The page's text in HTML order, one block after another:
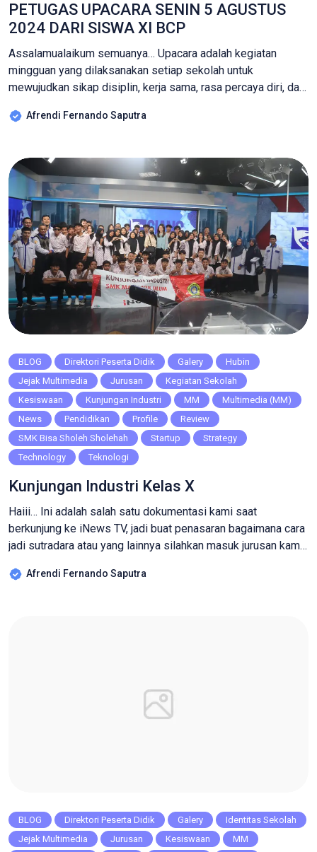
PETUGAS UPACARA SENIN 5 AGUSTUS
2024 DARI SISWA XI BCP
Assalamualaikum semuanya… Upacara adalah kegiatan
mingguan yang dilaksanakan setiap sekolah untuk
mewujudkan sikap disiplin, kerja sama, rasa percaya diri, dan
lahirnya sikap dan kesadaran berbangsa dan bernegara serta
ucapkan kepada bapak AIPTU Pol. Moh. Rofik dari Polresta
Cirebon telah […]
Afrendi Fernando Saputra
BLOG Direktori Peserta Didik Galery
Hubin
Jejak Multimedia
Jurusan
Kegiatan Sekolah
Kesiswaan
Kunjungan Industri MM
Multimedia (MM)
News
Pendidikan Profile
Review
SMK Bisa Sholeh Sholehah
Startup
Strategy
Technology
Teknologi
Kunjungan Industri Kelas X
Haiii… Ini adalah salah satu dokumentasi kami saat
berkunjung ke iNews TV, jadi buat penasaran bagaimana cara
jadi sutradara atau yang lainnya silahkan masuk jurusan kami,
kameramen, sutradara, editor, konten creator dan masih
Afrendi Fernando Saputra
BLOG Direktori Peserta Didik Galery
Identitas Sekolah
Jejak Multimedia
Jurusan Kesiswaan
MM